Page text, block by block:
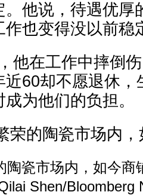
他说，待遇优厚
也变得没以前稳
他在工作中摔倒
近60却不愿退休
为他们的负担。
陶瓷市场内，如今商
Shen/Bloomberg